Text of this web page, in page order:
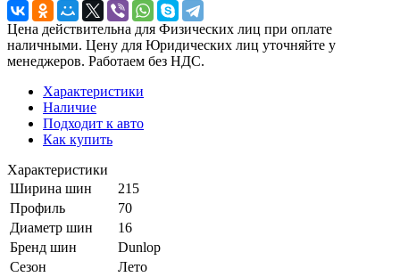
Цена действительна для Физических лиц при оплате
наличными. Цену для Юридических лиц уточняйте у
менеджеров. Работаем без НДС.
Характеристики
Наличие
Подходит к авто
Как купить
Характеристики
Ширина шин
215
Профиль
70
Диаметр шин
16
Бренд шин
Dunlop
Сезон
Лето